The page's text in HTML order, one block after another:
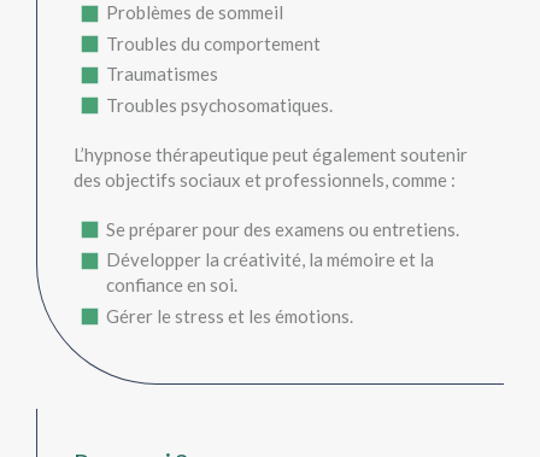
Problèmes de sommeil
Troubles du comportement
Traumatismes
Troubles psychosomatiques.
L’hypnose thérapeutique peut également soutenir
des objectifs sociaux et professionnels, comme :
Se préparer pour des examens ou entretiens.
Développer la créativité, la mémoire et la
confiance en soi.
Gérer le stress et les émotions.